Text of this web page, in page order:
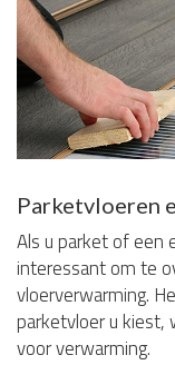
Parketvloeren
Als u parket of een
interessant om te
vloerverwarming.
parketvloer u kiest,
voor verwarming.